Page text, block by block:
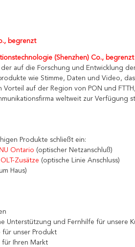
begrenzt
(Shenzhen) Co., begrenzt
auf die Forschung und Entwicklung
wie Stimme, Daten und Video,
Vorteil auf der Region von PON und
weltweit zur Verfügung
Produkte schließt ein:
Ontario (optischer Netzanschluß)
Zusätze (optische Linie Anschluss)
Haus)
Unterstützung und Fernhilfe für unsere
für unser Produkt
für Ihren Markt